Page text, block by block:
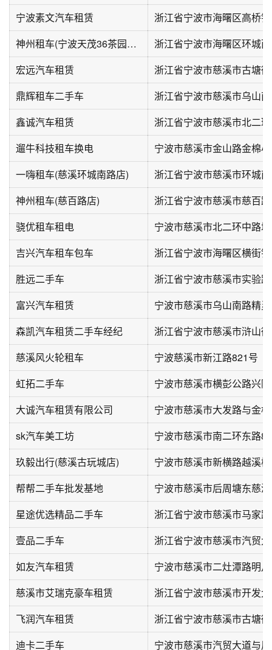
宁波素文汽车租赁
浙江省宁波市海曙区高桥
神州租车(宁波天茂36茶园自助点)
宏远汽车租赁
浙江省宁波市慈溪市古塘
鼎辉租车二手车
浙江省宁波市慈溪市乌山
鑫诚汽车租赁
浙江省宁波市慈溪市北二
遛牛科技租车换电
一嗨租车(慈溪环城南路店)
浙江省宁波市慈溪市环城
神州租车(慈百路店)
浙江省宁波市慈溪市慈百
骁优租车租电
吉兴汽车租车包车
胜远二手车
浙江省宁波市慈溪市实验
富兴汽车租赁
森凯汽车租赁二手车经纪
浙江省宁波市慈溪市浒山
慈溪风火轮租车
宁波慈溪市新江路821号
虹拓二手车
宁波市慈溪市横彭公路兴
大诚汽车租赁有限公司
sk汽车美工坊
宁波市慈溪市南二环东路
玖毅出行(慈溪古玩城店)
帮帮二手车批发基地
星途优选精品二手车
浙江省宁波市慈溪市马家
壹品二手车
浙江省宁波市慈溪市汽贸
如友汽车租赁
慈溪市艾瑞克豪车租赁
浙江省宁波市慈溪市开发
飞润汽车租赁
浙江省宁波市慈溪市古塘
迪卡二手车